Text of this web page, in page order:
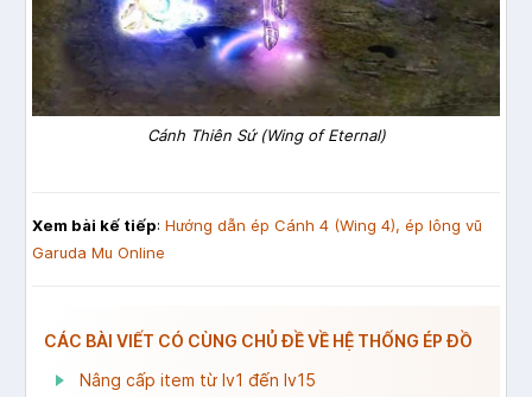
Cánh Thiên Sứ (Wing of Eternal)
Xem bài kế tiếp: Hướng dẫn ép Cánh 4 (Wing 4), ép lông vũ
Garuda Mu Online
CÁC BÀI VIẾT CÓ CÙNG CHỦ ĐỀ VỀ HỆ THỐNG ÉP ĐỒ
Nâng cấp item từ lv1 đến lv15